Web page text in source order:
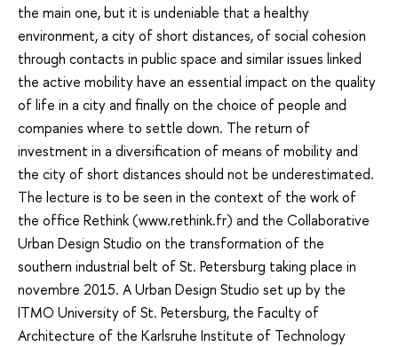
the main one, but it is undeniable that a healthy
environment, a city of short distances, of social cohesion
through contacts in public space and similar issues linked
the active mobility have an essential impact on the quality
of life in a city and finally on the choice of people and
companies where to settle down. The return of
investment in a diversification of means of mobility and
the city of short distances should not be underestimated.
The lecture is to be seen in the context of the work of
the office Rethink (www.rethink.fr) and the Collaborative
Urban Design Studio on the transformation of the
southern industrial belt of St. Petersburg taking place in
novembre 2015. A Urban Design Studio set up by the
ITMO University of St. Petersburg, the Faculty of
Architecture of the Karlsruhe Institute of Technology